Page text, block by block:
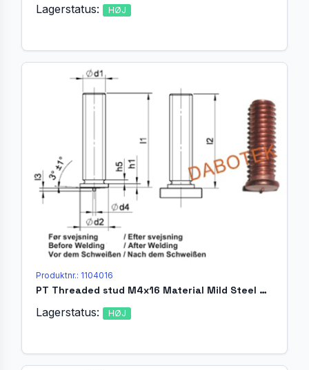
Lagerstatus: HØJ
Produktnr.: 1104016
PT Threaded stud M4x16 Material Mild Steel 4.8 acc. EN ISO 13918
Lagerstatus: HØJ